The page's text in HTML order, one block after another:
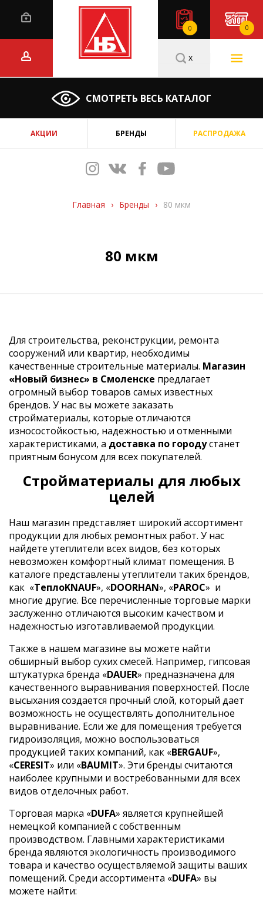
0 0
СМОТРЕТЬ ВЕСЬ КАТАЛОГ
x
АКЦИИ БРЕНДЫ РАСПРОДАЖА
Главная › Бренды › 80 мкм
80 мкм
Для строительства, реконструкции, ремонта
сооружений или квартир, необходимы
качественные строительные материалы. Магазин
«Новый бизнес» в Смоленске предлагает
огромный выбор товаров самых известных
брендов. У нас вы можете заказать
стройматериалы, которые отличаются
износостойкостью, надежностью и отменными
характеристиками, а доставка по городустанет
приятным бонусом для всех покупателей.
Стройматериалы для любых
целей
Наш магазин представляет широкий ассортимент
продукции для любых ремонтных работ. У нас
найдете утеплители всех видов, без которых
невозможен комфортный климат помещения. В
каталоге представлены утеплители таких брендов,
как «ТеплоKNAUF», «DOORHAN», «PAROC» и
многие другие. Все перечисленные торговые марки
заслуженно отличаются высоким качеством и
надежностью изготавливаемой продукции.
Также в нашем магазине вы можете найти
обширный выбор сухих смесей. Например, гипсовая
штукатурка бренда «DAUER» предназначена для
качественного выравнивания поверхностей. После
высыхания создается прочный слой, который дает
возможность не осуществлять дополнительное
выравнивание. Если же для помещения требуется
гидроизоляция, можно воспользоваться
продукцией таких компаний, как «BERGAUF»,
«CERESIT» или «BAUMIT». Эти бренды считаются
наиболее крупными и востребованными для всех
видов отделочных работ.
Торговая марка «DUFA» является крупнейшей
немецкой компанией с собственным
производством. Главными характеристиками
бренда являются экологичность производимого
товара и качество осуществляемой защиты ваших
помещений. Среди ассортимента «DUFA» вы
можете найти: